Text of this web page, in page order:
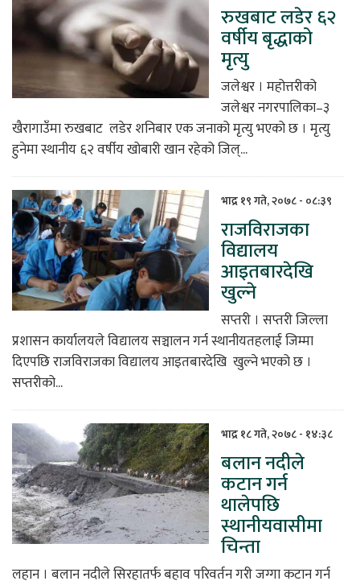
रुखबाट लडेर ६२
वर्षीय बृद्धाको
मृत्यु
जलेश्वर । महोत्तरीको
जलेश्वर नगरपालिका–३
खैरागाउँमा रुखबाट लडेर शनिबार एक जनाको मृत्यु भएको छ । मृत्यु
हुनेमा स्थानीय ६२ वर्षीय खोबारी खान रहेको जिल्...
भाद्र १९ गते, २०७८ - ०८:३९
राजविराजका
विद्यालय
आइतबारदेखि
खुल्ने
सप्तरी । सप्तरी जिल्ला
प्रशासन कार्यालयले विद्यालय सञ्चालन गर्न स्थानीयतहलाई जिम्मा
दिएपछि राजविराजका विद्यालय आइतबारदेखि खुल्ने भएको छ ।
सप्तरीको...
भाद्र १८ गते, २०७८ - १४:३८
बलान नदीले
कटान गर्न
थालेपछि
स्थानीयवासीमा
चिन्ता
लहान । बलान नदीले सिरहातर्फ बहाव परिवर्तन गरी जग्गा कटान गर्न